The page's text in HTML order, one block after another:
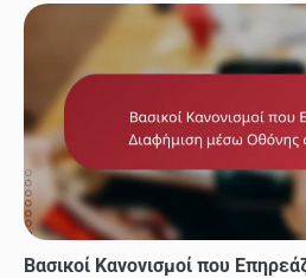
Βασικοί Κανονισμοί που